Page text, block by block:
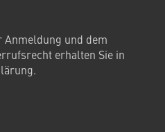
und dem
erhalten Sie in
.